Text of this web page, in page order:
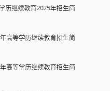
历继续教育2025年招生简
高等学历继续教育招生简
高等学历继续教育招生简